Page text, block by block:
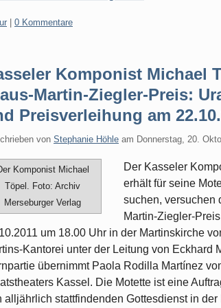
0 Kommentare
Komponist Michael
Martin-Ziegler-Preis:
Preisverleihung am
von Stephanie Höhle am Donnerstag, 20.
Komponist Michael
Töpel. Foto: Archiv
Merseburger Verlag
Der Kasseler
erhält für seine
suchen, versuchen
Martin-Ziegler-
um 18.00 Uhr in der Martinskirche
Kantorei unter der Leitung von Eckhard
übernimmt Paola Rodilla Martínez
Kassel. Die Motette ist eine
alljährlich stattfindenden Gottesdienst in der